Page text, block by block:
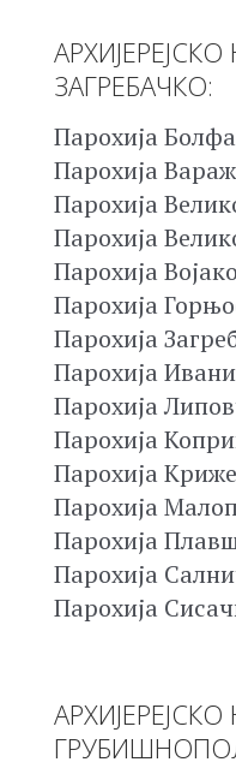
ЗАГРЕБАЧКО:
Парохија
Парохија
Парохија
Парохија
Парохија
Парохија
Парохија
Парохија
Парохија
Парохија
Парохија
Парохија
Парохија
Парохија
Парохија